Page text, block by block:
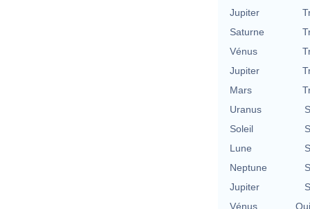
Jupiter
Saturne
Vénus
Jupiter
Mars
Uranus
Soleil
Lune
Neptune
Jupiter
Vénus